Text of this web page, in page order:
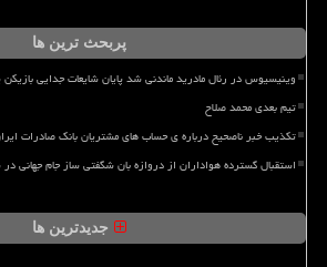
پربحث ترین ها
وینیسیوس در رئال مادرید ماندنی شد پایان شایعات جدایی بازیکن
تیم بعدی محمد صلاح
تکذیب خبر ناصحیح درباره ی حساب های مشتریان بانک صادرات
استقبال گسترده هواداران از دروازه بان شگفتی ساز جام جهانی
جدیدترین ها